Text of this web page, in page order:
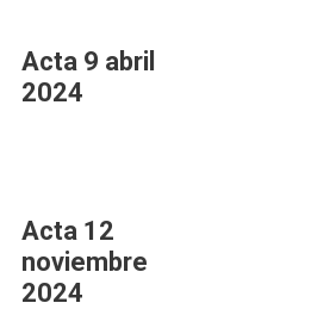
Acta 9 abril
2024
Acta 12
noviembre
2024